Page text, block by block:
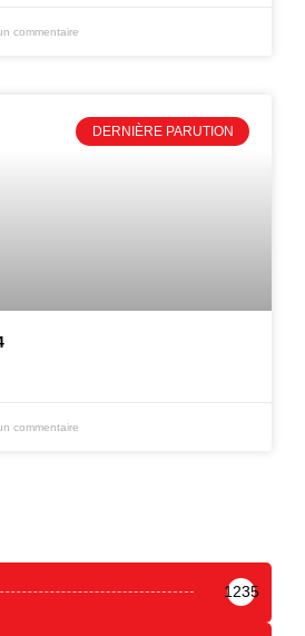
commentaire
DERNIÈRE PARUTION
commentaire
1235